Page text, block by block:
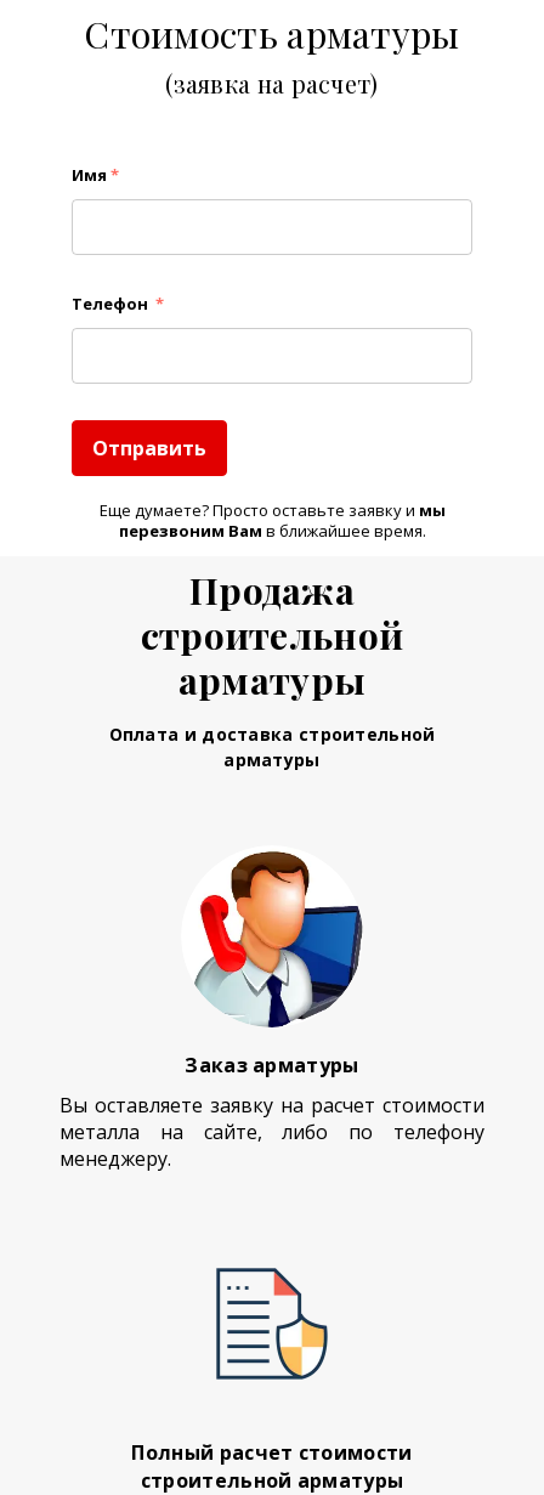
Стоимость арматуры
(заявка на расчет)
Имя *
Телефон *
Отправить
Еще думаете? Просто оставьте заявку и мы
перезвоним Вам в ближайшее время.
Продажа
строительной
арматуры
Оплата и доставка строительной
арматуры
Заказ арматуры
Вы оставляете заявку на расчет стоимости
металла на сайте, либо по телефону
менеджеру.
Полный расчет стоимости
строительной арматуры